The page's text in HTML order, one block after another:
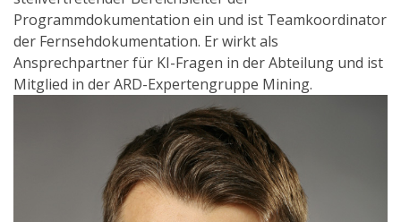
Programmdokumentation ein und ist Teamkoordinator
der Fernsehdokumentation. Er wirkt als
Ansprechpartner für KI-Fragen in der Abteilung und ist
Mitglied in der ARD-Expertengruppe Mining.